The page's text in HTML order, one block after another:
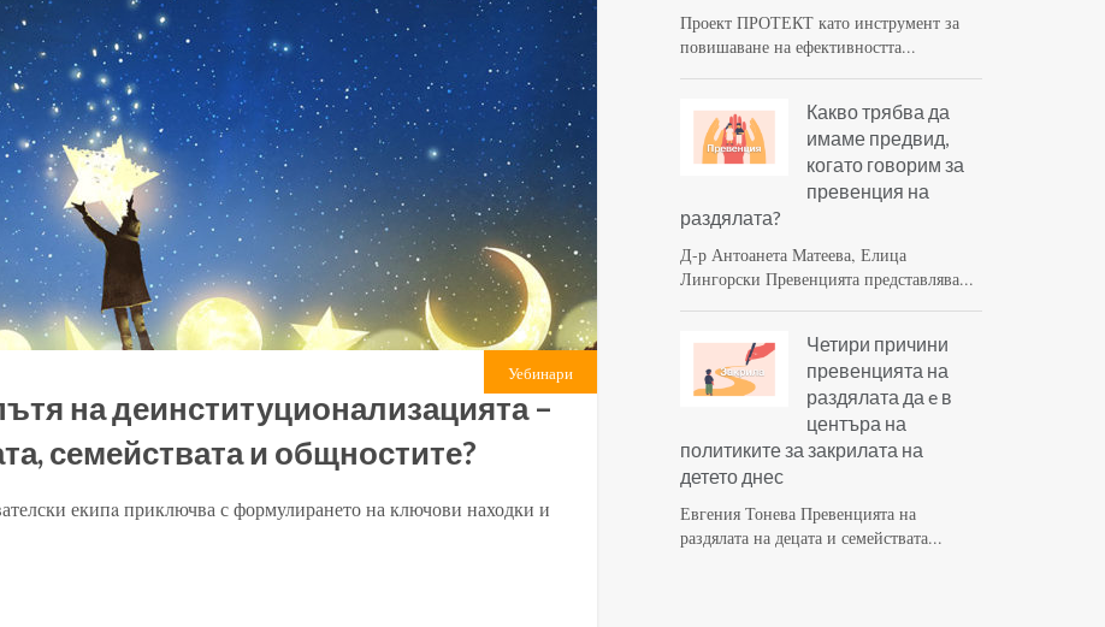
Уебинари
на деинституционализацията –
семействата и общностите?
екипa приключва с формулирането на ключови находки и
Проект ПРОТЕКТ като инструмент за
повишаване на ефективността...
Какво трябва да
имаме предвид,
когато говорим за
превенция на
раздялата?
Д-р Антоанета Матеева, Елица
Лингорски Превенцията представлява...
Четири причини
превенцията на
раздялата да e в
центъра на
политиките за закрилата на
детето днес
Евгения Тонева Превенцията на
раздялата на децата и семействата...